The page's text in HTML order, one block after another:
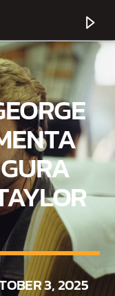
3, 2025